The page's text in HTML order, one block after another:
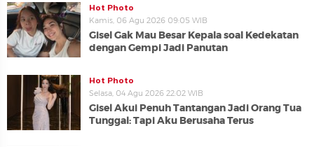
Hot Photo
Kamis, 06 Agu 2026 09:05 WIB
Gisel Gak Mau Besar Kepala soal Kedekatan
dengan Gempi Jadi Panutan
Hot Photo
Selasa, 04 Agu 2026 22:02 WIB
Gisel Akui Penuh Tantangan Jadi Orang Tua
Tunggal: Tapi Aku Berusaha Terus